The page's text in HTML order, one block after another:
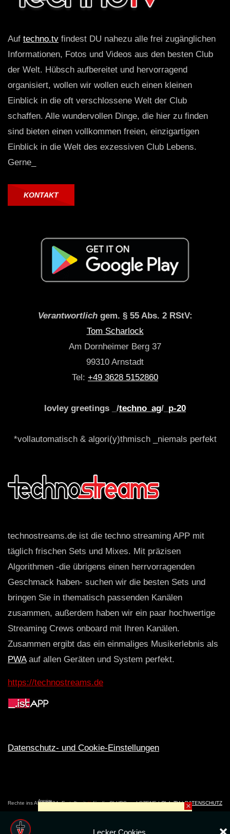
Lecker Cookies
Auf techno.tv findest DU nahezu alle frei zugänglichen
Informationen, Fotos und Videos aus den besten Club
der Welt. Hübsch aufbereitet und hervorragend
organisiert, wollen wir wollen euch einen kleinen
Einblick in die oft verschlossene Welt der Club
schaffen. Alle wundervollen Dinge, die hier zu finden
sind bieten einen vollkommen freien, einzigartigen
Einblick in die Welt des exzessiven Club Lebens.
Gerne_
KONTAKT
Verantwortlichgem. § 55 Abs. 2 RStV:
Tom Scharlock
Am Dornheimer Berg 37
99310 Arnstadt
Tel: +49 3628 5152860
lovley greetings _/techno_ag/_ p-20
*vollautomatisch & algori(y)thmisch _niemals perfekt
technostreams.de ist die techno streaming APP mit
täglich frischen Sets und Mixes. Mit präzisen
Algorithmen -die übrigens einen herrvorragenden
Geschmack haben- suchen wir die besten Sets und
bringen Sie in thematisch passenden Kanälen
zusammen, außerdem haben wir ein paar hochwertige
Streaming Crews onboard mit Ihren Kanälen.
Zusammen ergibt das ein einmaliges Musikerlebnis als
PWAauf allen Geräten und System perfekt.
https://technostreams.de
Datenschutz- und Cookie-Einstellungen
Rechte ins All © 2024. Erstellt mitღfür die CLUBS und SZENE |Club.TV|DATENSCHUTZ
|NUTZUNG
Anzeige
×